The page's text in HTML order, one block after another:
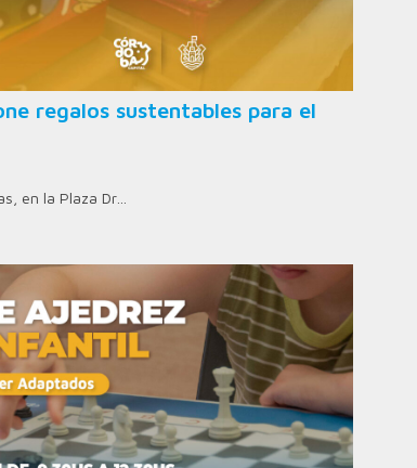
regalos sustentables para el
en la Plaza Dr…